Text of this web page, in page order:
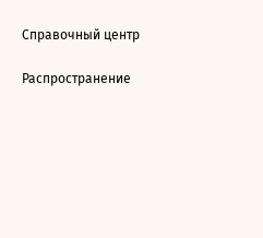
Справочный центр
Распространение